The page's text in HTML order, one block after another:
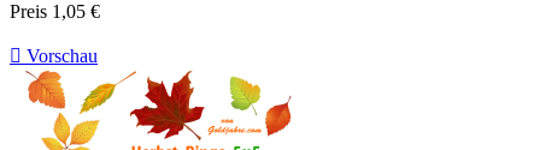
Preis 1,05 €
 Vorschau